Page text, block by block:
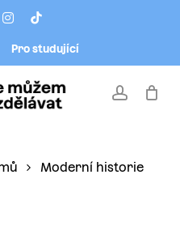
instagram
tiktok
Pro studující
account
Moderní historie